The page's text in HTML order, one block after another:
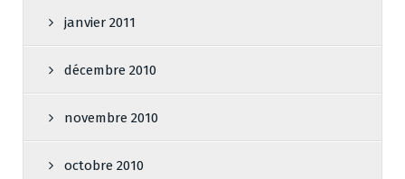
janvier 2011
décembre 2010
novembre 2010
octobre 2010